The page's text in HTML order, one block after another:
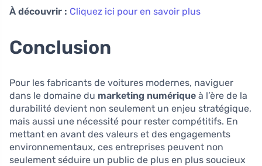
À découvrir : Cliquez ici pour en savoir plus
Conclusion
Pour les fabricants de voitures modernes, naviguer
dans le domaine du marketing numérique à l’ère de la
durabilité devient non seulement un enjeu stratégique,
mais aussi une nécessité pour rester compétitifs. En
mettant en avant des valeurs et des engagements
environnementaux, ces entreprises peuvent non
seulement séduire un public de plus en plus soucieux